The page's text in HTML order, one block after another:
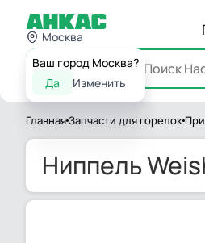
Москва
Ваш город Москва?
Да
Изменить
Каталог
ГлавнаяЗапчасти для горелок
Ниппель